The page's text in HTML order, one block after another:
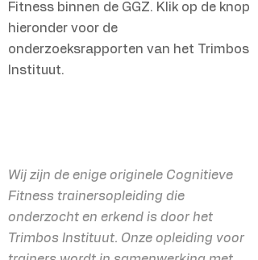
Fitness binnen de GGZ. Klik op de knop
hieronder voor de
onderzoeksrapporten van het Trimbos
Instituut.
Wij zijn de enige originele Cognitieve
Fitness trainersopleiding die
onderzocht en erkend is door het
Trimbos Instituut. Onze opleiding voor